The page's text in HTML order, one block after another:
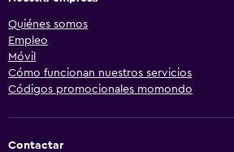
Quiénes somos
Empleo
Móvil
Cómo funcionan nuestros servicios
Códigos promocionales momondo
Contactar